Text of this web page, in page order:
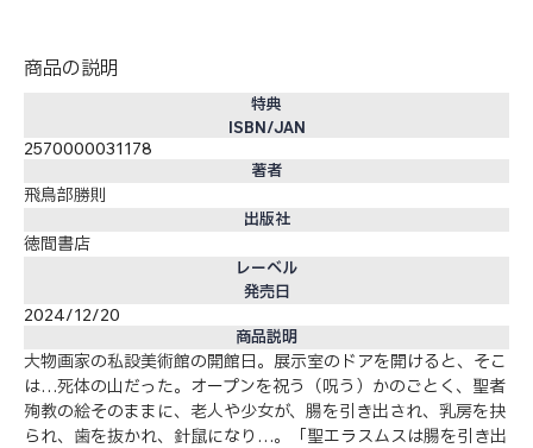
商品の説明
特典
ISBN/JAN
2570000031178
著者
飛鳥部勝則
出版社
徳間書店
レーベル
発売日
2024/12/20
商品説明
大物画家の私設美術館の開館日。展示室のドアを開けると、そこ
は…死体の山だった。オープンを祝う（呪う）かのごとく、聖者
殉教の絵そのままに、老人や少女が、腸を引き出され、乳房を抉
られ、歯を抜かれ、針鼠になり…。「聖エラスムスは腸を引き出